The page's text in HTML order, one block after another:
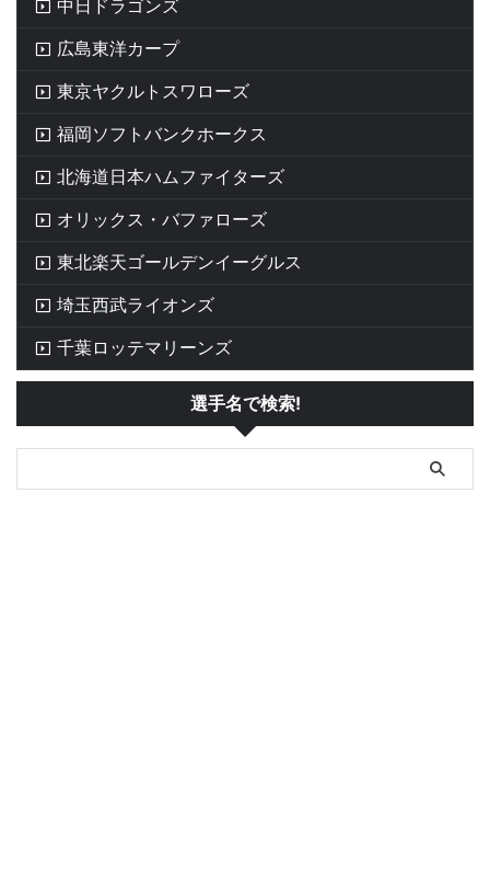
中日ドラゴンズ
広島東洋カープ
東京ヤクルトスワローズ
福岡ソフトバンクホークス
北海道日本ハムファイターズ
オリックス・バファローズ
東北楽天ゴールデンイーグルス
埼玉西武ライオンズ
千葉ロッテマリーンズ
選手名で検索!